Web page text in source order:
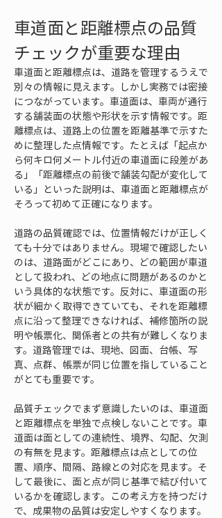
車道面と距離標点の品質
チェックが重要な理由
車道面と距離標点は、道路を管理するうえで
別々の情報に見えます。しかし実務では密接
につながっています。車道面は、車両が通行
する舗装面の状態や形状を示す情報です。距
離標点は、道路上の位置を距離基準で示すた
めに整理した点情報です。たとえば「起点か
ら何キロ何メートル付近の車道面に段差があ
る」「距離標点の前後で舗装勾配が変化して
いる」といった説明は、車道面と距離標点が
そろって初めて正確になります。
道路の品質確認では、位置情報だけが正しく
ても十分ではありません。現場で確認したい
のは、道路面がどこにあり、どの範囲が車道
として扱われ、どの地点に問題があるのかと
いう具体的な状態です。反対に、車道面の形
状が細かく取得できていても、それを距離標
点に沿って整理できなければ、補修箇所の説
明や帳票化、関係者との共有が難しくなりま
す。道路管理では、現地、図面、台帳、写
真、点群、帳票が同じ位置を指していること
がとても重要です。
品質チェックでまず意識したいのは、車道面
と距離標点を単独で点検しないことです。車
道面は面としての連続性、境界、勾配、欠測
の有無を見ます。距離標点は点としての位
置、順序、間隔、路線との対応を見ます。そ
して最後に、面と点が同じ基準で結び付いて
いるかを確認します。この考え方を持つだけ
で、成果物の品質は安定しやすくなります。